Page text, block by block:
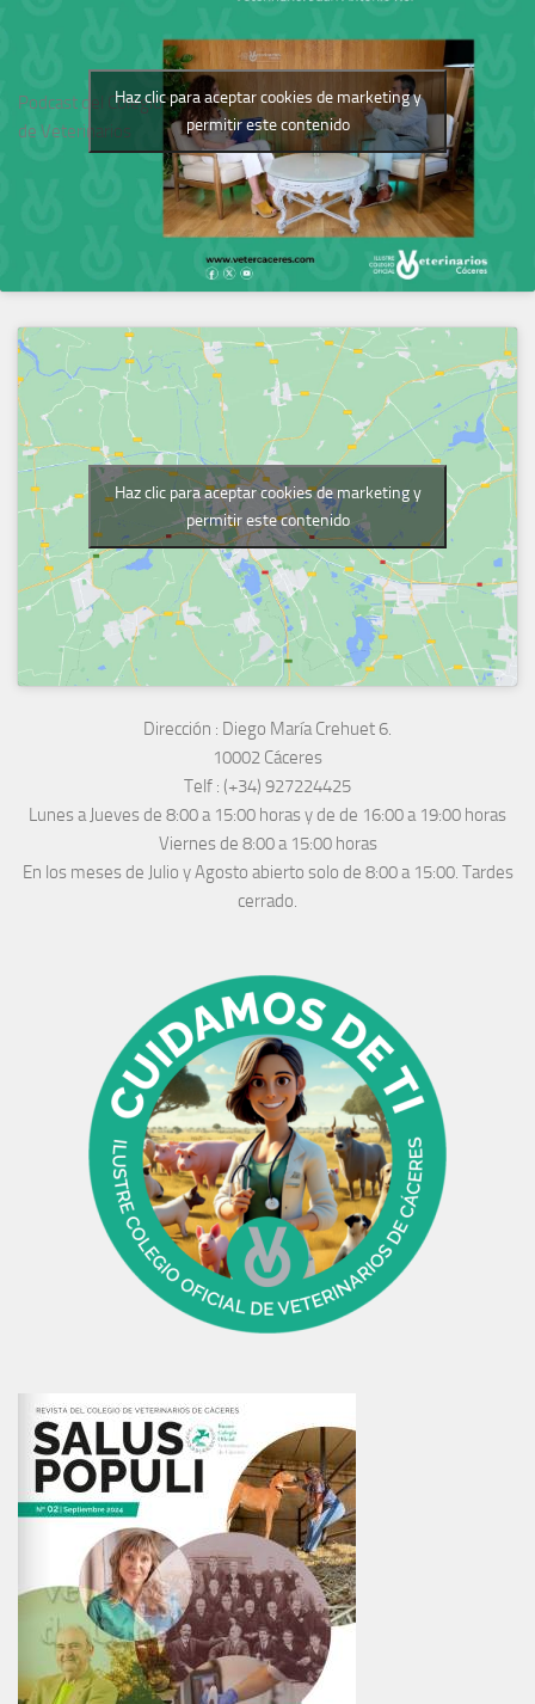
Podcast del Colegio
de Veterinarios
Haz clic para aceptar cookies de marketing y
permitir este contenido
Haz clic para aceptar cookies de marketing y
permitir este contenido
Dirección : Diego María Crehuet 6.
10002 Cáceres
Telf : (+34) 927224425
Lunes a Jueves de 8:00 a 15:00 horas y de de 16:00 a 19:00 horas
Viernes de 8:00 a 15:00 horas
En los meses de Julio y Agosto abierto solo de 8:00 a 15:00. Tardes
cerrado.